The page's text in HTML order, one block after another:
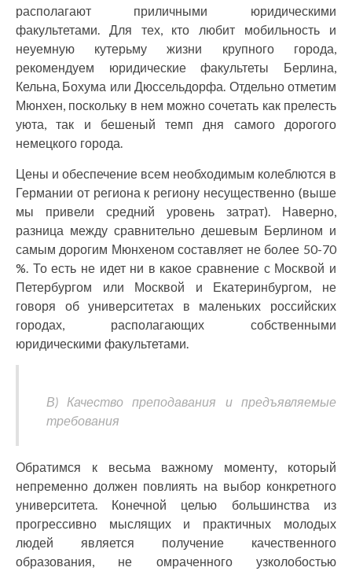
располагают приличными юридическими
факультетами. Для тех, кто любит мобильность и
неуемную кутерьму жизни крупного города,
рекомендуем юридические факультеты Берлина,
Кельна, Бохума или Дюссельдорфа. Отдельно отметим
Мюнхен, поскольку в нем можно сочетать как прелесть
уюта, так и бешеный темп дня самого дорогого
немецкого города.
Цены и обеспечение всем необходимым колеблются в
Германии от региона к региону несущественно (выше
мы привели средний уровень затрат). Наверно,
разница между сравнительно дешевым Берлином и
самым дорогим Мюнхеном составляет не более 50-70
%. То есть не идет ни в какое сравнение с Москвой и
Петербургом или Москвой и Екатеринбургом, не
говоря об университетах в маленьких российских
городах, располагающих собственными
юридическими факультетами.
В) Качество преподавания и предъявляемые
требования
Обратимся к весьма важному моменту, который
непременно должен повлиять на выбор конкретного
университета. Конечной целью большинства из
прогрессивно мыслящих и практичных молодых
людей является получение качественного
образования, не омраченного узколобостью